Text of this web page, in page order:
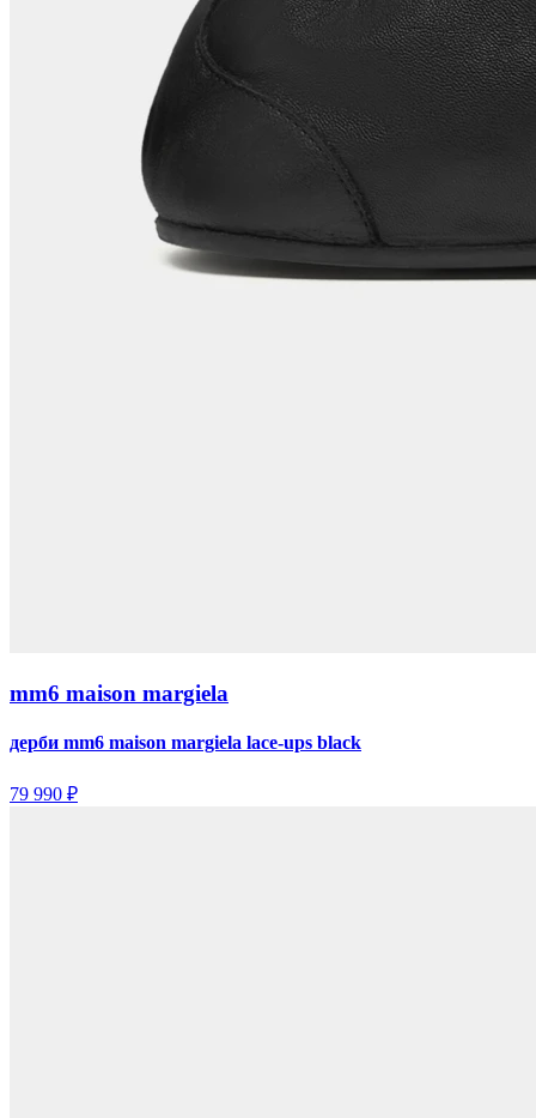
mm6 maison margiela
дерби mm6 maison margiela lace-ups black
79 990 ₽